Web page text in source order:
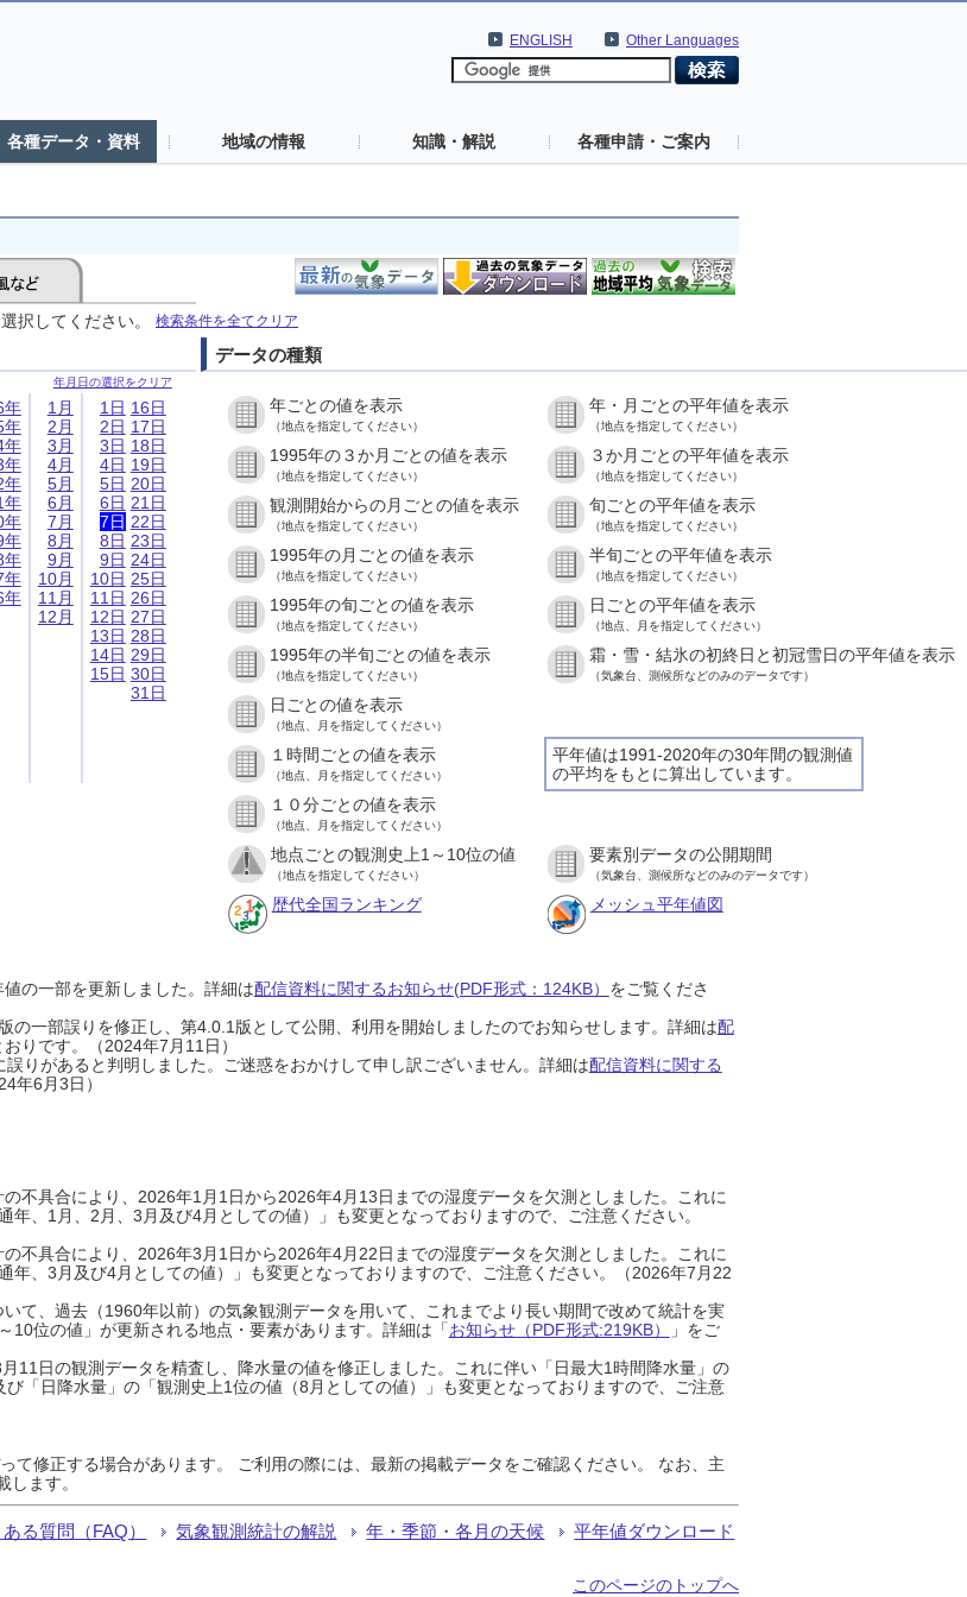
Other Languages
ENGLISH
各種データ・資料 地域の情報 知識・解説 各種申請・ご案内
択してください。 検索条件を全てクリア
年月日の選択をクリア
年
年
年
年
年
年
年
年
年
年
年
1月
2月
3月
4月
5月
6月
7月
8月
9月
10月
11月
12月
1日
2日
3日
4日
5日
6日
7日
8日
9日
10日
11日
12日
13日
14日
15日
16日
17日
18日
19日
20日
21日
22日
23日
24日
25日
26日
27日
28日
29日
30日
31日
データの種類
年ごとの値を表示
（地点を指定してください）
年・月ごとの平年値を表示
（地点を指定してください）
1995年の３か月ごとの値を表示
（地点を指定してください）
３か月ごとの平年値を表示
（地点を指定してください）
観測開始からの月ごとの値を表示
（地点を指定してください）
旬ごとの平年値を表示
（地点を指定してください）
1995年の月ごとの値を表示
（地点を指定してください）
半旬ごとの平年値を表示
（地点を指定してください）
1995年の旬ごとの値を表示
（地点を指定してください）
日ごとの平年値を表示
（地点、月を指定してください）
1995年の半旬ごとの値を表示
（地点を指定してください）
霜・雪・結氷の初終日と初冠雪日の平年値を表示
（気象台、測候所などのみのデータです）
日ごとの値を表示
（地点、月を指定してください）
平年値は1991-2020年の30年間の観測値
の平均をもとに算出しています。
１時間ごとの値を表示
（地点、月を指定してください）
１０分ごとの値を表示
（地点、月を指定してください）
地点ごとの観測史上1～10位の値
（地点を指定してください）
要素別データの公開期間
（気象台、測候所などのみのデータです）
歴代全国ランキング メッシュ平年値図
の一部を更新しました。詳細は配信資料に関するお知らせ(PDF形式：124KB） をご覧くださ
の一部誤りを修正し、第4.0.1版として公開、利用を開始しましたのでお知らせします。詳細は配
おりです。（2024年7月11日）
りがあると判明しました。ご迷惑をおかけして申し訳ございません。詳細は配信資料に関する
年6月3日）
不具合により、2026年1月1日から2026年4月13日までの湿度データを欠測としました。これに
、1月、2月、3月及び4月としての値）」も変更となっておりますので、ご注意ください。
不具合により、2026年3月1日から2026年4月22日までの湿度データを欠測としました。これに
年、3月及び4月としての値）」も変更となっておりますので、ご注意ください。（2026年7月22
て、過去（1960年以前）の気象観測データを用いて、これまでより長い期間で改めて統計を実
10位の値」が更新される地点・要素があります。詳細は「お知らせ（PDF形式:219KB）
」をご
11日の観測データを精査し、降水量の値を修正しました。これに伴い「日最大1時間降水量」の
び「日降水量」の「観測史上1位の値（8月としての値）」も変更となっておりますので、ご注意
て修正する場合があります。 ご利用の際には、最新の掲載データをご確認ください。 なお、主
ます。
る質問（FAQ） 気象観測統計の解説 年・季節・各月の天候 平年値ダウンロード
このページのトップへ